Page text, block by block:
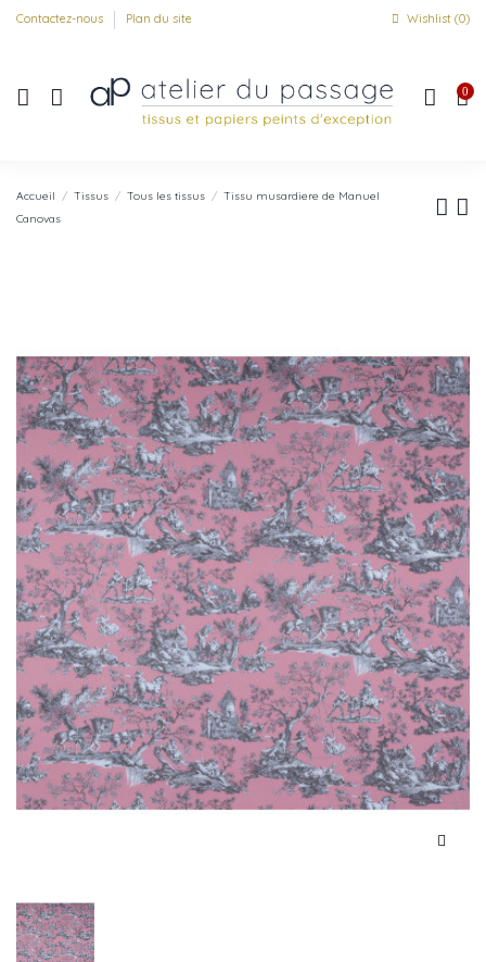
Contactez-nous Plan du site Wishlist (0)
0
Accueil Tissus Tous les tissus
Tissu musardiere de Manuel
Canovas